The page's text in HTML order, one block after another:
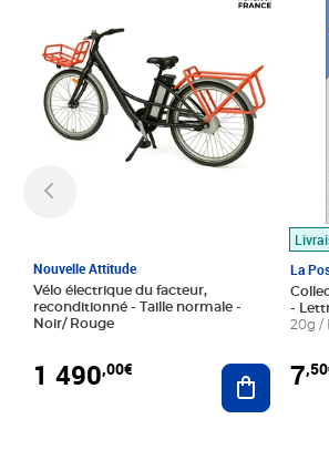
Nouvelle Attitude
Vélo électrique du facteur,
reconditionné - Taille normale -
Noir/ Rouge
1 490,00€ Ajouter
La
-
20g /
7